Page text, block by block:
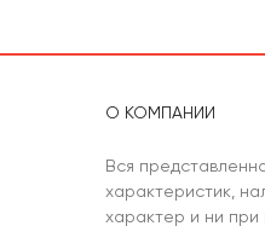
О КОМПАНИИ
Вся
характеристик,
характер и ни при